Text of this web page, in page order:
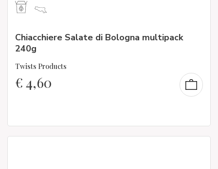
Chiacchiere Salate di Bologna multipack
240g
Twists Products
€4,60